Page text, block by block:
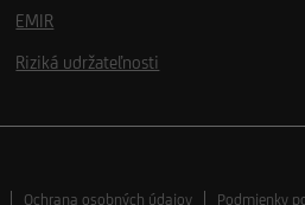
EMIR
Riziká udržateľnosti
Ochrana osobných údajov Podmienky